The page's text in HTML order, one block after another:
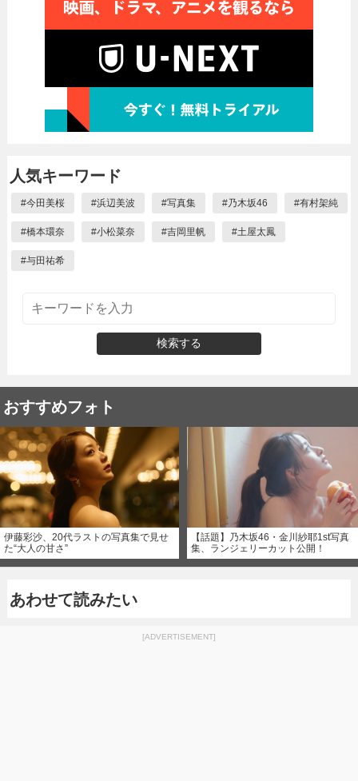
人気キーワード
#今田美桜 #浜辺美波 #写真集 #乃木坂46 #有村架純
#橋本環奈 #小松菜奈 #吉岡里帆 #土屋太鳳
#与田祐希
検索する
おすすめフォト
伊藤彩沙、20代ラストの写真集で見せ
た“大人の甘さ”
【話題】乃木坂46・金川紗耶1st写真
集、ランジェリーカット公開！
あわせて読みたい
[ADVERTISEMENT]